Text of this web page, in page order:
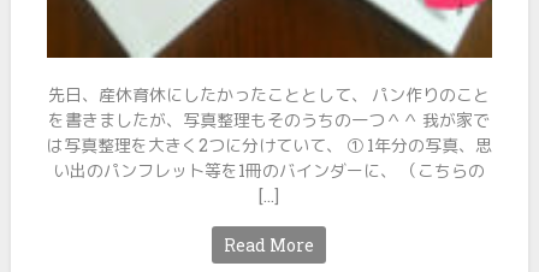
先日、産休育休にしたかったこととして、 パン作りのこと
を書きましたが、写真整理もそのうちの一つ＾＾ 我が家で
は写真整理を大きく2つに分けていて、 ① 1年分の写真、思
い出のパンフレット等を1冊のバインダーに、 （こちらの
[…]
Read More